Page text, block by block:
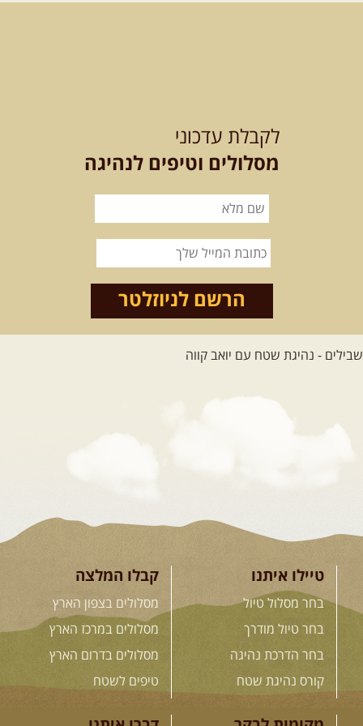
מסעות בעולם
קירגיסטאן – בעקבות הנוודים,
והמרגשות בעולם. קירגיסטאן היא לא ...
26.08-02.09.2026 - גאורגיה,
המגדלים של הקווקז
הקווקז הגבוה מחכה לכם: נתיבי שטח
מרהיבים, פסגות מושלגות, אירוח ...
[המשך]
בין רכס הקווקז הנמוך לגבוה, בין נהרות
שוצפים למעברי הרים ...
לכל המסעות בעולם
. הדרכות נהיגה .
לקבלת עדכוני
מסלולים וטיפים לנהיגה
הרשם לניוזלטר
טיילו איתנו
בחר מסלול טיול
בחר טיול מודרך
בחר הדרכת נהיגה
קורס נהיגת שטח
קבלו המלצה
מסלולים בצפון הארץ
מסלולים במרכז הארץ
מסלולים בדרום הארץ
טיפים לשטח